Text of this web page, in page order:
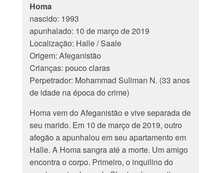
Homa
nascido: 1993
apunhalado: 10 de março de 2019
Localização: Halle / Saale
Origem: Afeganistão
Crianças: pouco claras
Perpetrador: Mohammad Suliman N. (33 anos
de idade na época do crime)
Homa vem do Afeganistão e vive separada de
seu marido. Em 10 de março de 2019, outro
afegão a apunhalou em seu apartamento em
Halle. A Homa sangra até a morte. Um amigo
encontra o corpo. Primeiro, o inquilino do